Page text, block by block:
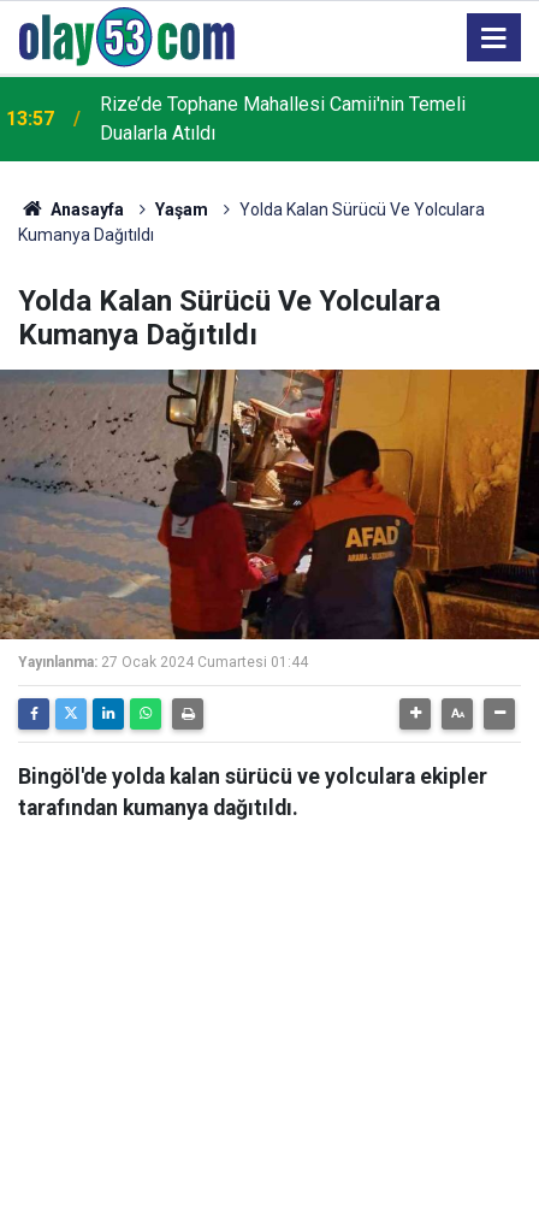
13:57
Rize’de Tophane Mahallesi Camii'nin Temeli
Dualarla Atıldı
Anasayfa Yaşam
Yolda Kalan Sürücü Ve Yolculara
Kumanya Dağıtıldı
Yolda Kalan Sürücü Ve Yolculara
Kumanya Dağıtıldı
Yayınlanma: 27 Ocak 2024 Cumartesi 01:44
Bingöl'de yolda kalan sürücü ve yolculara ekipler
tarafından kumanya dağıtıldı.